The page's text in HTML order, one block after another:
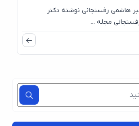
رفسنجانی نوشته دکتر
مجله ...